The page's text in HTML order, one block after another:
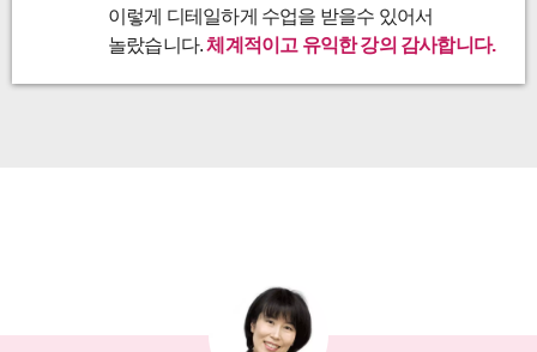
이렇게 디테일하게 수업을 받을수 있어서
놀랐습니다.체계적이고 유익한 강의 감사합니다.